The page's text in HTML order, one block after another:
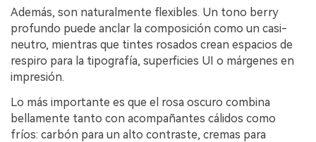
Además, son naturalmente flexibles. Un tono berry
profundo puede anclar la composición como un casi-
neutro, mientras que tintes rosados crean espacios de
respiro para la tipografía, superficies UI o márgenes en
impresión.
Lo más importante es que el rosa oscuro combina
bellamente tanto con acompañantes cálidos como
fríos: carbón para un alto contraste, cremas para